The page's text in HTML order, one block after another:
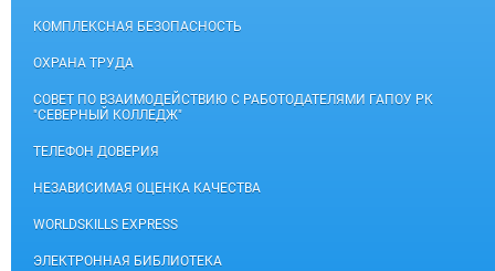
КОМПЛЕКСНАЯ БЕЗОПАСНОСТЬ
ОХРАНА ТРУДА
СОВЕТ ПО ВЗАИМОДЕЙСТВИЮ С РАБОТОДАТЕЛЯМИ ГАПОУ РК
"СЕВЕРНЫЙ КОЛЛЕДЖ"
ТЕЛЕФОН ДОВЕРИЯ
НЕЗАВИСИМАЯ ОЦЕНКА КАЧЕСТВА
WORLDSKILLS EXPRESS
ЭЛЕКТРОННАЯ БИБЛИОТЕКА